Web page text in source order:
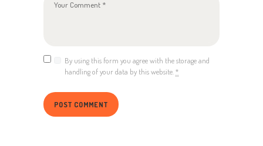
By using this form you agree with the storage and
handling of your data by this website.*